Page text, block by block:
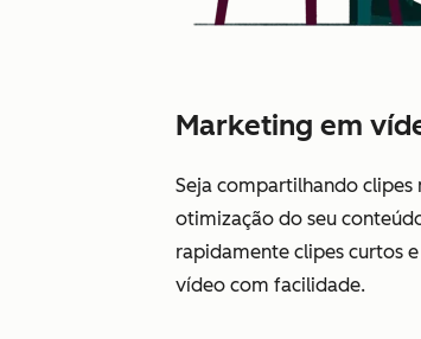
Marketing em
Seja compartilhando clipes
otimização do seu
rapidamente clipes curtos
vídeo com facilidade.